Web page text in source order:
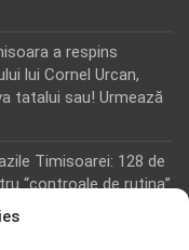
a respins
lui Cornel Urcan,
tatalui sau! Urmează
Timisoarei: 128 de
“controale de rutina”
dosarul fraudei cu